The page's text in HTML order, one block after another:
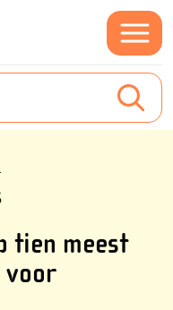
tien meest
voor